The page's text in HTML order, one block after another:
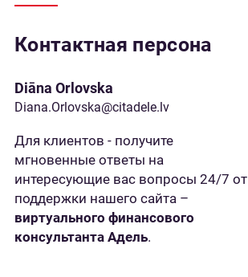
Контактная персона
Diāna Orlovska
Diana.Orlovska@citadele.lv
Для клиентов - получите
мгновенные ответы на
интересующие вас вопросы 24/7 от
поддержки нашего сайта –
виртуального финансового
консультанта Адель.